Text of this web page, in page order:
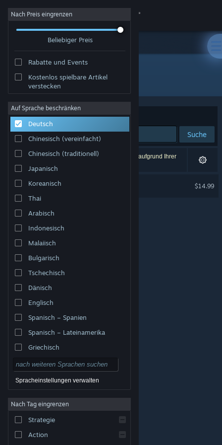
Anmelden
Info
Support
Sprache ändern
Steam-Mobile-App herunterladen
Desktopversion anzeigen
© Valve Corporation. Alle Rechte vorbehalten. Alle
USA und anderen Ländern.
Rechtliches
Barrierefreiheit
Nutzungsvertrag
Nach Preis eingrenzen
Beliebiger Preis
Rabatte und Events
Kostenlos spielbare Artikel
verstecken
Auf Sprache beschränken
Deutsch
Chinesisch (vereinfacht)
Chinesisch (traditionell)
Japanisch
Koreanisch
Thai
Arabisch
Indonesisch
Malaiisch
Bulgarisch
Tschechisch
Dänisch
Englisch
Spanisch – Spanien
Spanisch – Lateinamerika
Griechisch
Spracheinstellungen verwalten
Nach Tag eingrenzen
Strategie
Action
Entwickler: Michail Ostrowski
Sortieren nach Relevanz
Suche
1 Ergebnis entspricht Ihrer Suche. 1 Titel wurde aufgrund Ihrer
Einstellungen ausgeschlossen.
$14.99